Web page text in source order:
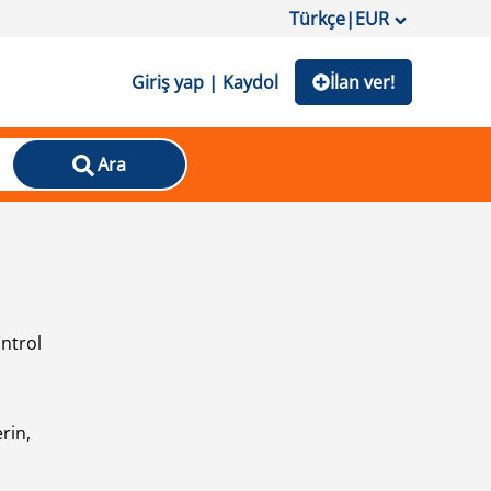
Türkçe|EUR
Giriş yap | Kaydol İlan ver!
Ara